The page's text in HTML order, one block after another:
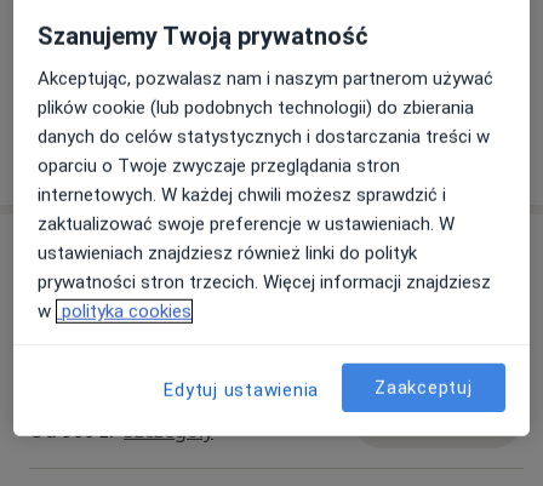
Zobacz galerię (10)
Pokaż więcejo doświadczeniu
Usługi i ceny
Konsultacja okulistyczna
250 zł Szczegóły
Usunięcie gradówki
Od 900 zł Szczegóły Umów wizytę
Szanujemy Twoją prywatność
Akceptując, pozwalasz nam i naszym partnerom używać
plików cookie (lub podobnych technologii) do zbierania
danych do celów statystycznych i dostarczania treści w
oparciu o Twoje zwyczaje przeglądania stron
internetowych. W każdej chwili możesz sprawdzić i
zaktualizować swoje preferencje w ustawieniach. W
ustawieniach znajdziesz również linki do polityk
prywatności stron trzecich. Więcej informacji znajdziesz
w polityka cookies
Edytuj ustawienia Zaakceptuj